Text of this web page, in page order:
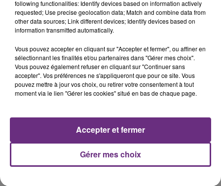
POSTALE DÉPLOIE UN DISPOSITIF POUR...
L'AUBE ET LA HAUTE-MARNE EN
VIGILANCE CANICULE
following functionalities: Identify devices based on information actively
requested; Use precise geolocation data; Match and combine data from
other data sources; Link different devices; Identify devices based on
information transmitted automatically.
Vous pouvez accepter en cliquant sur "Accepter et fermer", ou affiner en
sélectionnant les finalités et/ou partenaires dans "Gérer mes choix".
Vous pouvez également refuser en cliquant sur "Continuer sans
accepter". Vos préférences ne s'appliqueront que pour ce site. Vous
pouvez mettre à jour vos choix, ou retirer votre consentement à tout
moment via le lien "Gérer les cookies" situé en bas de chaque page.
Gérer mes choix
Accepter et fermer